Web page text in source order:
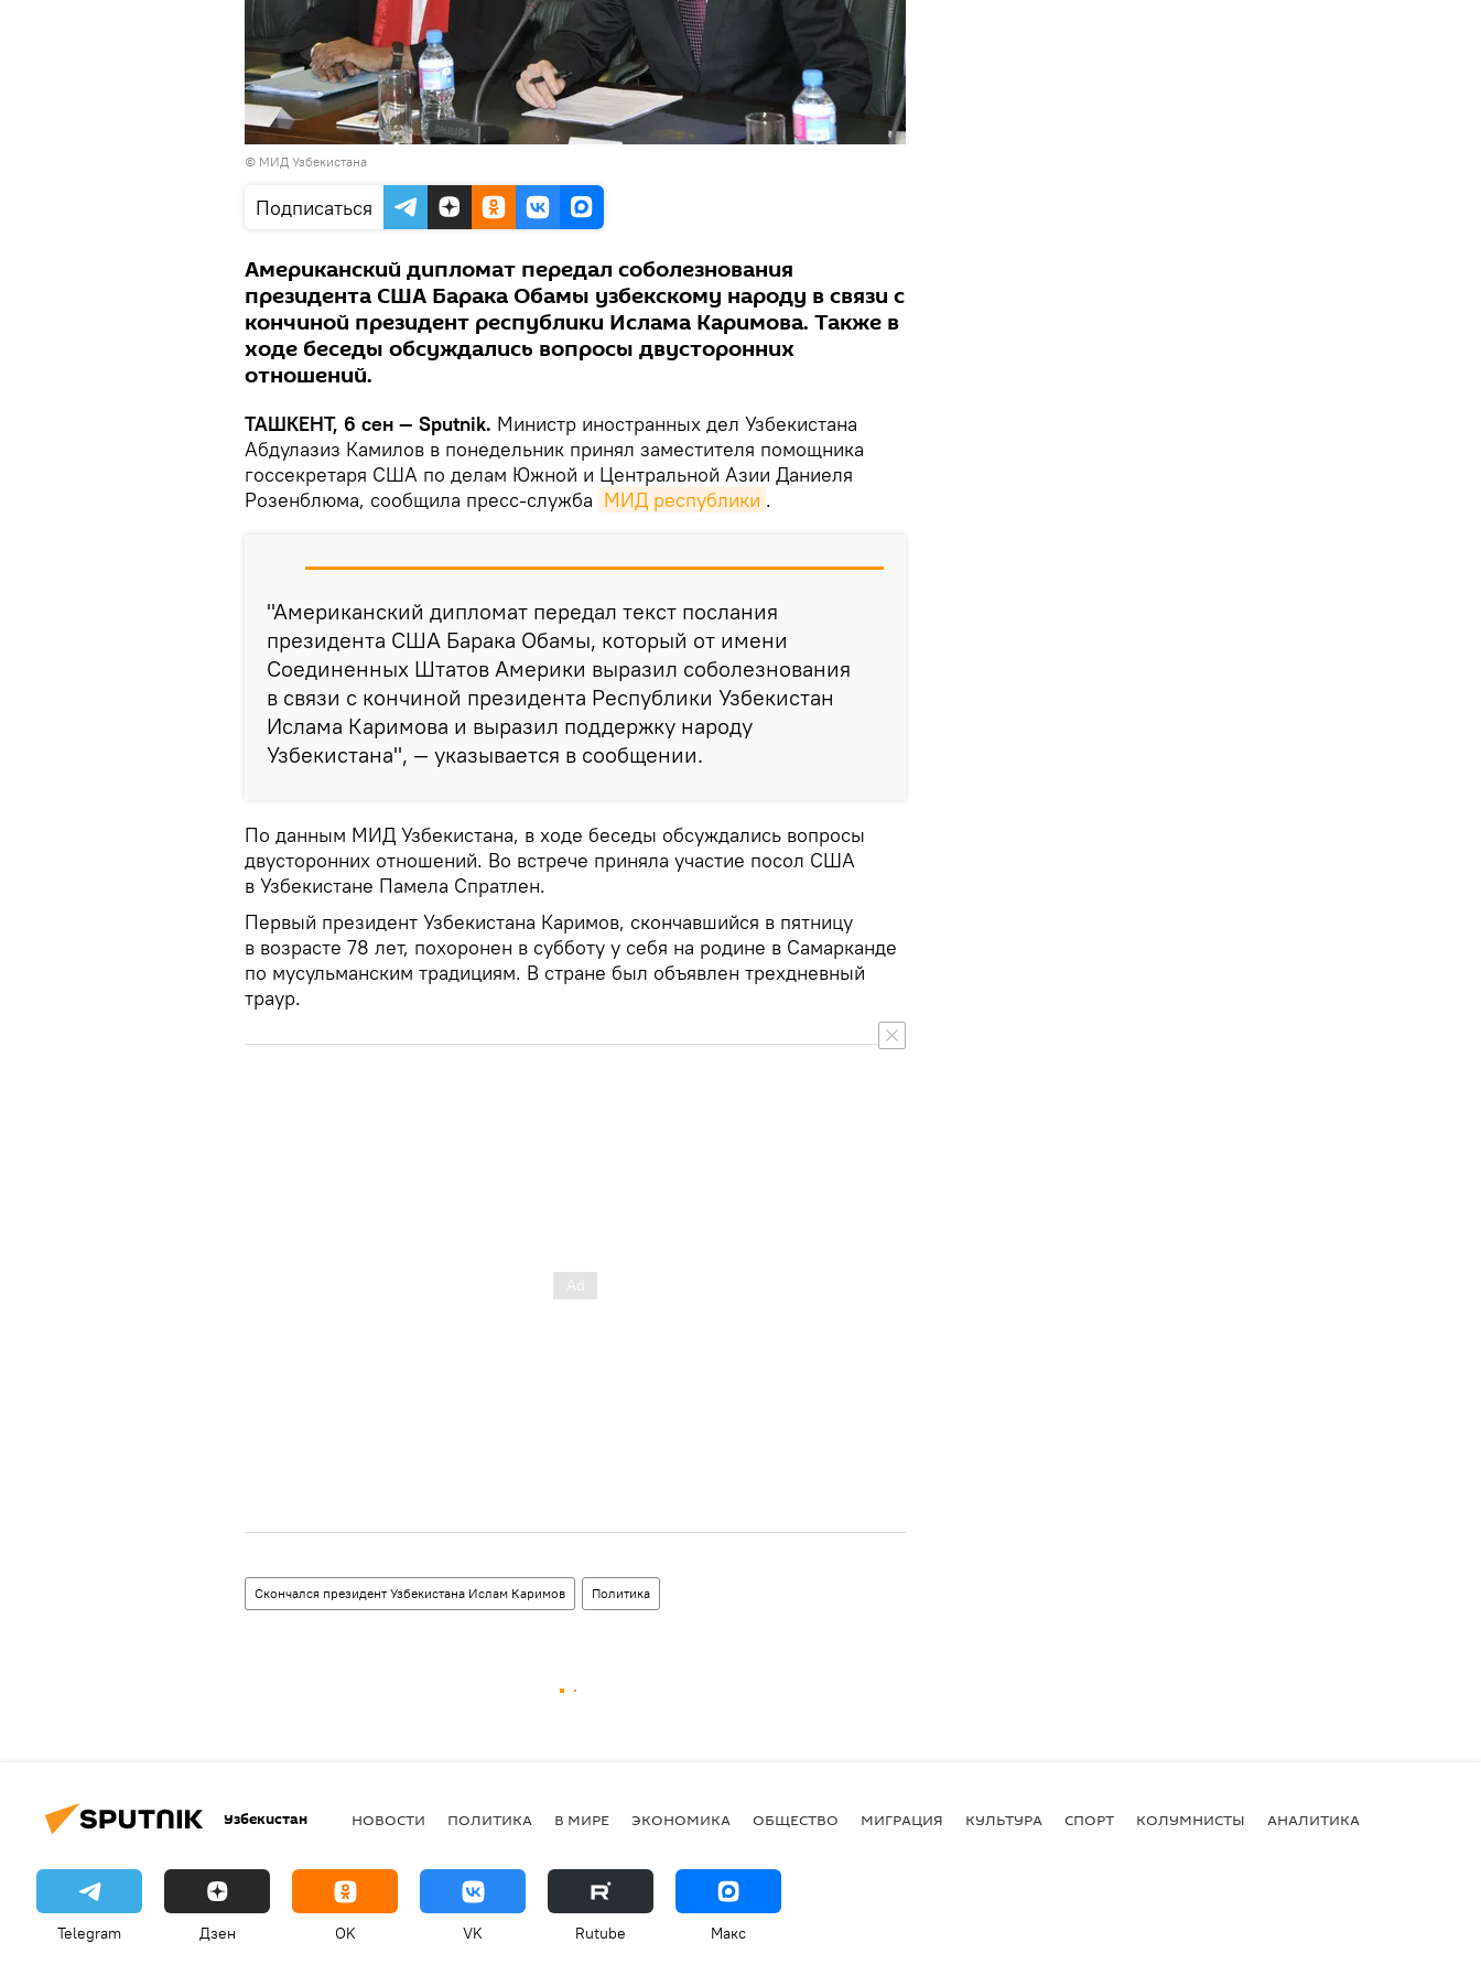
© МИД Узбекистана
Подписаться
Американский дипломат передал соболезнования
президента США Барака Обамы узбекскому народу в связи с
кончиной президент республики Ислама Каримова. Также в
ходе беседы обсуждались вопросы двусторонних
отношений.
ТАШКЕНТ, 6 сен — Sputnik. Министр иностранных дел Узбекистана
Абдулазиз Камилов в понедельник принял заместителя помощника
госсекретаря США по делам Южной и Центральной Азии Даниеля
Розенблюма, сообщила пресс-служба МИД республики .
"Американский дипломат передал текст послания
президента США Барака Обамы, который от имени
Соединенных Штатов Америки выразил соболезнования
в связи с кончиной президента Республики Узбекистан
Ислама Каримова и выразил поддержку народу
Узбекистана", — указывается в сообщении.
По данным МИД Узбекистана, в ходе беседы обсуждались вопросы
двусторонних отношений. Во встрече приняла участие посол США
в Узбекистане Памела Спратлен.
Первый президент Узбекистана Каримов, скончавшийся в пятницу
в возрасте 78 лет, похоронен в субботу у себя на родине в Самарканде
по мусульманским традициям. В стране был объявлен трехдневный
траур.
Скончался президент Узбекистана Ислам Каримов Политика
Узбекистан НОВОСТИ ПОЛИТИКА В МИРЕ ЭКОНОМИКА ОБЩЕСТВО МИГРАЦИЯ КУЛЬТУРА СПОРТ КОЛУМНИСТЫ АНАЛИТИКА
Telegram Дзен OK VK Rutube Макс